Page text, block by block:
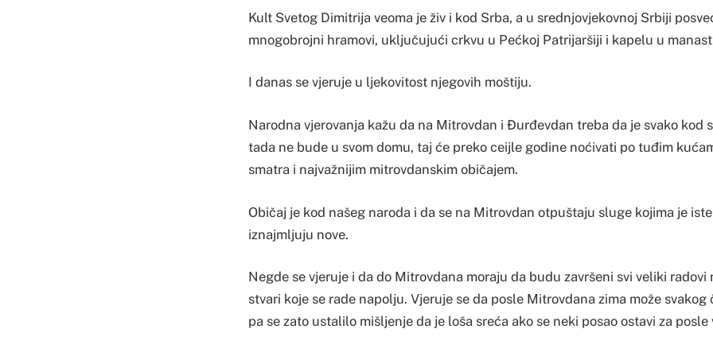
Kult Svetog Dimitrija veoma je živ i kod Srba, a u srednjovjekovnoj Srbiji
mnogobrojni hramovi, uključujući crkvu u Pećkoj Patrijaršiji i kapelu u
I danas se vjeruje u ljekovitost njegovih moštiju.
Narodna vjerovanja kažu da na Mitrovdan i Đurđevdan treba da je svako kod
tada ne bude u svom domu, taj će preko ceijle godine noćivati po tuđim
smatra i najvažnijim mitrovdanskim običajem.
Običaj je kod našeg naroda i da se na Mitrovdan otpuštaju sluge kojima je
iznajmljuju nove.
Negde se vjeruje i da do Mitrovdana moraju da budu završeni svi veliki
stvari koje se rade napolju. Vjeruje se da posle Mitrovdana zima može svakog
pa se zato ustalilo mišljenje da je loša sreća ako se neki posao ostavi za